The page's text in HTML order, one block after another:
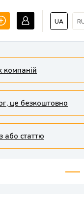
UA
компаній
це безкоштовно
або статтю